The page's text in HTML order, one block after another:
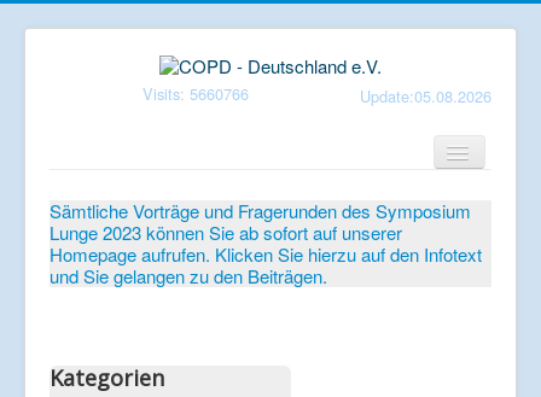
Visits: 5660766 Update:05.08.2026
Verein
Patientenbroschüren
Mediathek
Sämtliche Vorträge und Fragerunden des Symposium
Lunge 2023 können Sie ab sofort auf unserer
Homepage aufrufen. Klicken Sie hierzu auf den Infotext
und Sie gelangen zu den Beiträgen.
Kategorien